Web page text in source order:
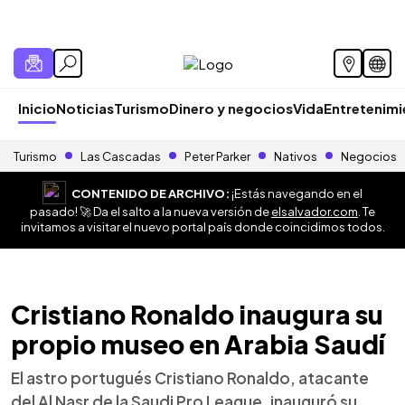
InicioNoticiasTurismoDinero y negociosVida
Turismo Las Cascadas Peter Parker Nativos Negocios
CONTENIDO DE ARCHIVO:¡Estás navegando en el
pasado! 🚀 Da el salto a la nueva versión deelsalvador.com . Te
invitamos a visitar el nuevo portal país donde coincidimos todos.
Cristiano Ronaldo inaugura su
propio museo en Arabia Saudí
El astro portugués Cristiano Ronaldo, atacante